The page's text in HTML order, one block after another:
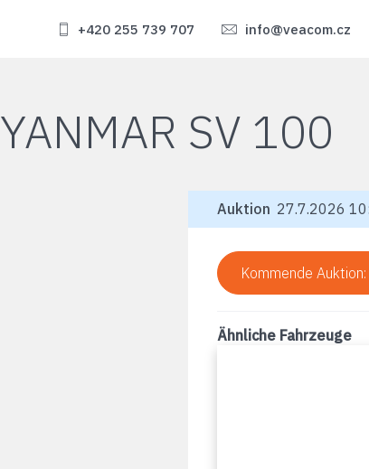
+420 255 739 707 info@veacom.cz
YANMAR SV 100
Auktion 27.7.2026
Kommende Auktion:
Ähnliche Fahrzeuge